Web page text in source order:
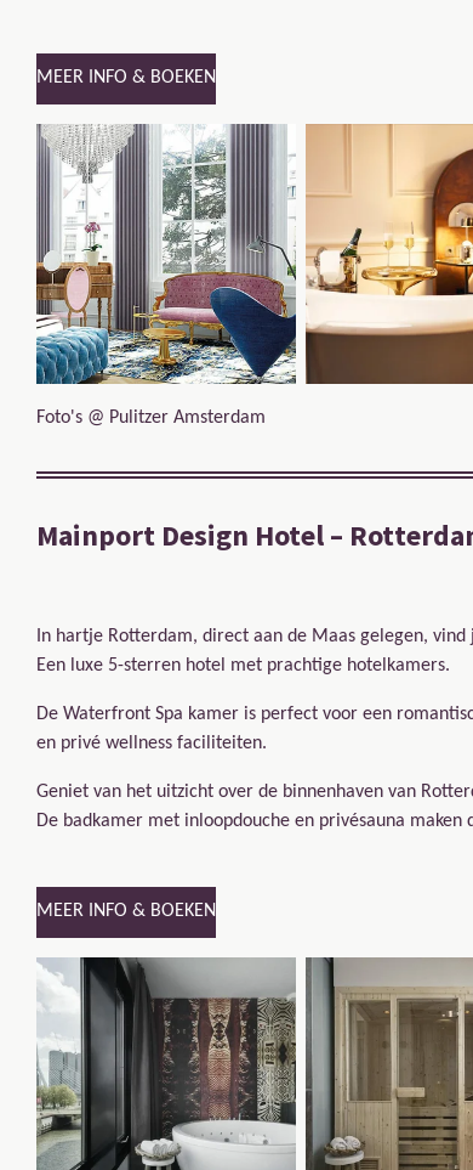
MEER INFO & BOEKEN
Foto's @ Pulitzer Amsterdam
Mainport Design Hotel –
In hartje Rotterdam, direct aan de Maas gelegen,
Een luxe 5-sterren hotel met prachtige hotelkamers.
De Waterfront Spa kamer is perfect voor een
en privé wellness faciliteiten.
Geniet van het uitzicht over de binnenhaven van
De badkamer met inloopdouche en privésauna maken
MEER INFO & BOEKEN